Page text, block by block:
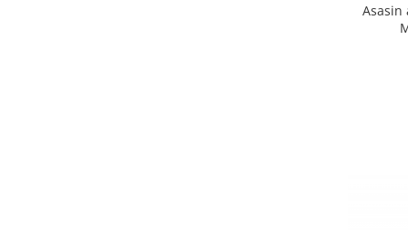
Asasin